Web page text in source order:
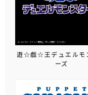
遊☆戯☆王デュエルモ
ーズ